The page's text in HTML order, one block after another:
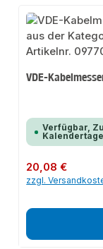
VDE-
Verfügbar,
Regulärer Preis:
20,08 €
zzgl.